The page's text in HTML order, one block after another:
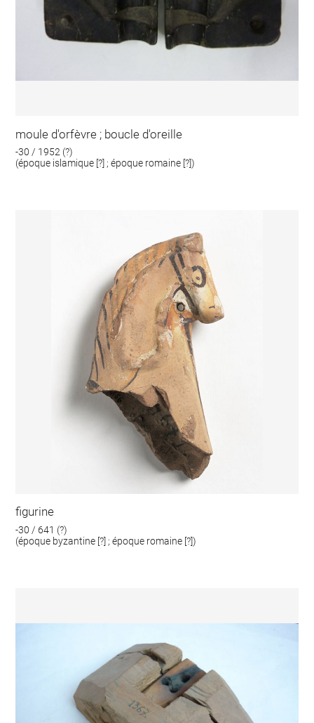
moule d'orfèvre ; boucle d'oreille
-30 / 1952 (?)
(époque islamique [?] ; époque romaine [?])
figurine
-30 / 641 (?)
(époque byzantine [?] ; époque romaine [?])